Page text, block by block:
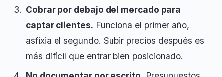
Cobrar por debajo del mercado para
captar clientes. Funciona el primer año,
asfixia el segundo. Subir precios después es
más difícil que entrar bien posicionado.